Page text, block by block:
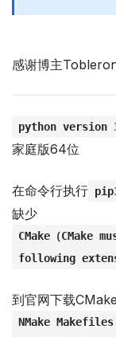
感谢博主
python version
家庭版64位
在命令行执行
缺少
CMake（
following
到官网下载
NMake